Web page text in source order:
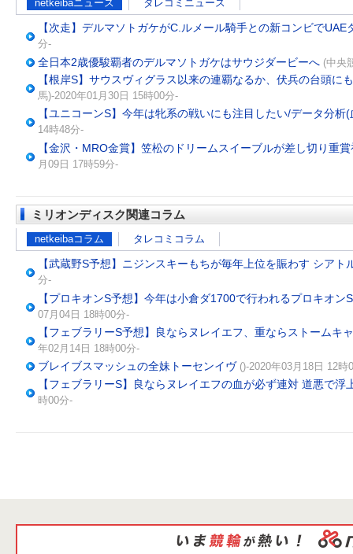
netkeibaニュース タレコミニュース
【次走】デルマソトガケがC.ルメール騎手との新コンビでUAE
分-
全日本2歳優駿覇者のデルマソトガケはサウジダービーへ (中央
【根岸S】サウスヴィグラス以来の連覇なるか、伏兵の台頭に
馬)-2020年01月30日 15時00分-
【ユニコーンS】今年は牝系の戦いにも注目したい/データ分析
14時48分-
【金沢・MRO金賞】笠松のドリームスイーブルが差し切り重
月09日 17時59分-
ミリオンディスク関連コラム
netkeibaコラム タレコミコラム
【武蔵野S予想】ニジンスキーもちが毎年上位を賑わす シアト
分-
【プロキオンS予想】今年は小倉ダ1700で行われるプロキオ
07月04日 18時00分-
【フェブラリーS予想】良ならヌレイエフ、重ならストームキ
年02月14日 18時00分-
ブレイブスマッシュの全妹トーセンイヴ ()-2020年03月18日 12時
【フェブラリーS】良ならヌレイエフの血が必ず連対 道悪で浮
時00分-